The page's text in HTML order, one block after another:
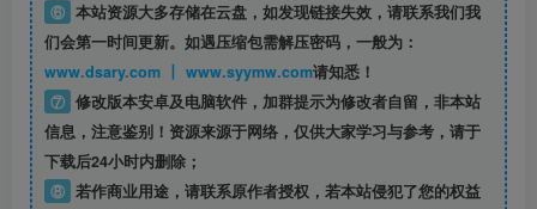
⑥ 本站资源大多存储在云盘，如发现链接失效，请联系我们我
们会第一时间更新。如遇压缩包需解压密码，一般为：
www.dsary.com 丨 www.syymw.com请知悉！
⑦ 修改版本安卓及电脑软件，加群提示为修改者自留， 非本站
信息，注意鉴别！资源来源于网络，仅供大家学习与参考，请于
下载后24小时内删除；
⑧ 若作商业用途，请联系原作者授权，若本站侵犯了您的权益